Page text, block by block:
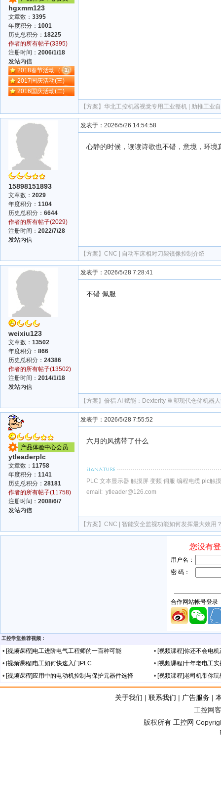
hgxmm123
文章数： 3395
年度积分： 1001
历史总积分： 18225
作者的所有帖子(3395)
注册时间： 2006/1/18
发站内信
2018春节活动（一）
2017国庆活动(三)
2016国庆活动(二)
【方案】 华北工控机器视觉专用工业整机 | 助推工业
15898151893
文章数： 2029
年度积分： 1104
历史总积分： 6644
作者的所有帖子(2029)
注册时间： 2022/7/28
发站内信
发表于：2026/5/26 14:54:58
心静的时候，读读诗歌也不错，意境，环境
【方案】 CNC | 自动车床相对刀架镜像控制介绍
weixiu123
文章数： 13502
年度积分： 866
历史总积分： 24386
作者的所有帖子(13502)
注册时间： 2014/1/18
发站内信
发表于：2026/5/28 7:28:41
不错 佩服
【方案】 倍福 AI 赋能：Dexterity 重塑现代仓储机器
产品体验中心会员
ytleaderplc
文章数： 11758
年度积分： 1141
历史总积分： 28181
作者的所有帖子(11758)
注册时间： 2008/6/7
发站内信
发表于：2026/5/28 7:55:52
六月的风携带了什么
PLC 文本显示器 触摸屏 变频 伺服 编程电缆 plc触
email: ytleader@126.com
【方案】 CNC | 智能安全监视功能如何发挥最大效用
工控学堂推荐视频：
• [视频课程]电工进阶电气工程师的一百种可能 • [视频课程]你还不会电
• [视频课程]电工如何快速入门PLC • [视频课程]十年老电工
• [视频课程]应用中的电动机控制与保护元器件选择 • [视频课程]老司机带你
关于我们 | 联系我们 | 广告服务 |
工控网
版权所有 工控网